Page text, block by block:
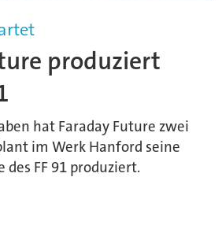
produziert
hat Faraday Future zwei
im Werk Hanford seine
des FF 91 produziert.